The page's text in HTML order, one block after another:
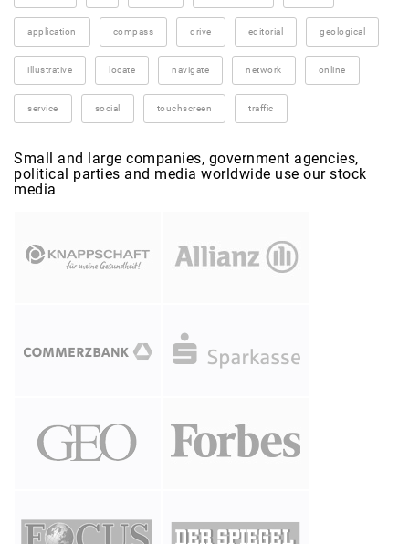
application compass drive editorial geological
illustrative locate navigate network online
service social touchscreen traffic
Small and large companies, government agencies,
political parties and media worldwide use our stock
media